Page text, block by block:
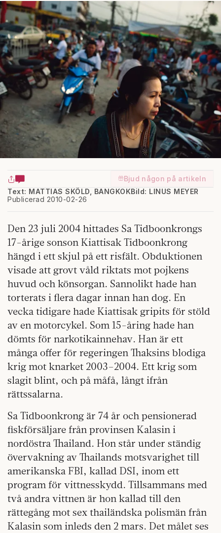
Bjud någon på artikeln
Text: MATTIAS SKÖLD, BANGKOK
Publicerad 2010-02-26
Bild: LINUS MEYER
Den 23 juli 2004 hittades Sa Tidboonkrongs
17-årige sonson Kiat­tisak Tidboonkrong
hängd i ett skjul på ett risfält. Obduktionen
visade att grovt våld riktats mot pojkens
huvud och könsorgan. Sannolikt hade han
torterats i flera dagar innan han dog. En
vecka tidigare hade Kiattisak gripits för stöld
av en motorcykel. Som 15-åring hade han
dömts för narkotikainnehav. Han är ett
många offer för regeringen Thaksins blodiga
krig mot knarket 2003–2004. Ett krig som
slagit blint, och på måfå, långt ifrån
rättssalarna.
Sa Tidboonkrong är 74 år och pensionerad
fiskförsäljare från provinsen Kalasin i
nordöstra Thailand. Hon står under ständig
övervakning av Thailands motsvarighet till
amerikanska FBI, kallad DSI, inom ett
program för vittnesskydd. Tillsammans med
två andra vittnen är hon kallad till den
rättegång mot sex thailändska polismän från
Kalasin som inleds den 2 mars. Det målet ses